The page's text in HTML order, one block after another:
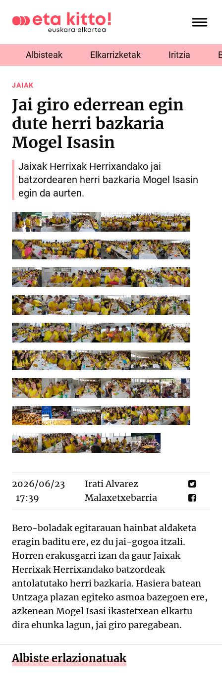
Albisteak Elkarrizketak Iritzia
JAIAK
Jai giro ederrean egin
dute herri bazkaria
Mogel Isasin
Jaixak Herrixak Herrixandako jai
batzordearen herri bazkaria Mogel Isasin
egin da aurten.
2026/06/23
17:39
Irati Alvarez
Malaxetxebarria
Bero-boladak egitarauan hainbat aldaketa
eragin baditu ere, ez du jai-gogoa itzali.
Horren erakusgarri izan da gaur Jaixak
Herrixak Herrixandako batzordeak
antolatutako herri bazkaria. Hasiera batean
Untzaga plazan egiteko asmoa bazegoen ere,
azkenean Mogel Isasi ikastetxean elkartu
dira ehunka lagun, jai giro paregabean.
Albiste erlazionatuak